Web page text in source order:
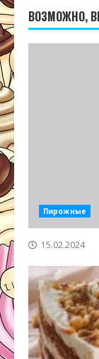
ВОЗМОЖНО,
Пирожные
15.02.2024